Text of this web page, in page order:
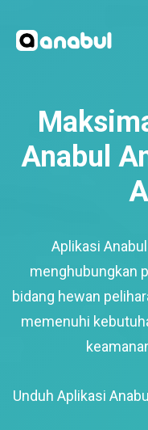
Anabul
Aplikasi
menghubungkan
bidang hewan
memenuhi
Unduh Aplikasi